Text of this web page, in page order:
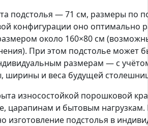
подстолья — 71 см, размеры по
конфигурации оно оптимально
около 160×80 см
При этом подстолье может
размерам — с
ширины и веса будущей
износостойкой порошковой
царапинам и бытовым
изготовление подстолья в